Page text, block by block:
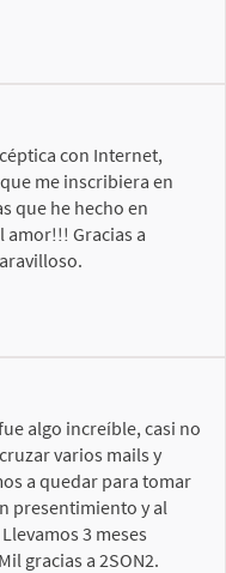
con Internet,
me inscribiera en
que he hecho en
amor!!! Gracias a
algo increíble, casi no
varios mails y
a quedar para tomar
presentimiento y al
3 meses
gracias a 2SON2.